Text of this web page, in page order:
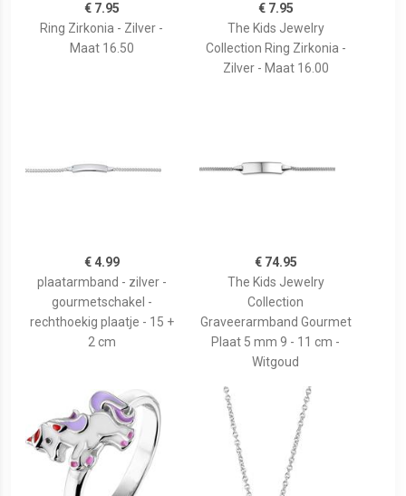
€ 7.95
Ring Zirkonia - Zilver -
Maat 16.50
€ 7.95
The Kids Jewelry
Collection Ring Zirkonia -
Zilver - Maat 16.00
€ 4.99
plaatarmband - zilver -
gourmetschakel -
rechthoekig plaatje - 15 +
2 cm
€ 74.95
The Kids Jewelry
Collection
Graveerarmband Gourmet
Plaat 5 mm 9 - 11 cm -
Witgoud